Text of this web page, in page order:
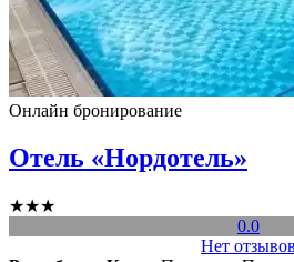
Онлайн бронирование
Отель «Нордотель»
★★★
0.0
Нет отзывов